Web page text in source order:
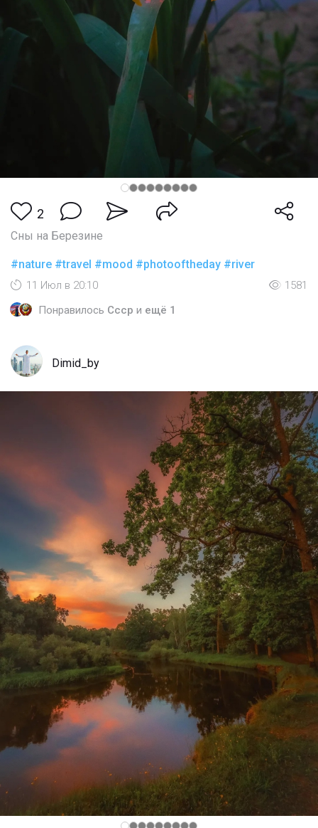
2
Сны на Березине
#nature #travel #mood #photooftheday #river
11 Июл в 20:10
1581
Понравилось Cccp и ещё 1
Dimid_by